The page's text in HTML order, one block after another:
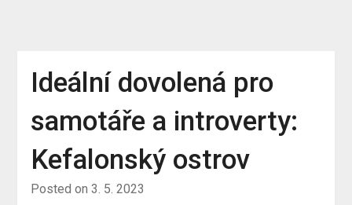
Ideální dovolená pro
samotáře a introverty:
Kefalonský ostrov
Posted on 3. 5. 2023